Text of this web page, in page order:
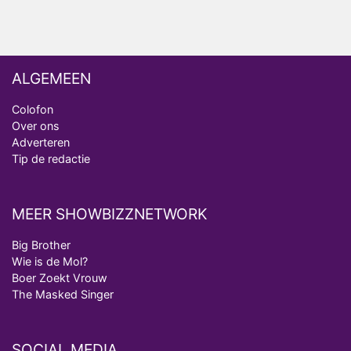
ALGEMEEN
Colofon
Over ons
Adverteren
Tip de redactie
MEER SHOWBIZZNETWORK
Big Brother
Wie is de Mol?
Boer Zoekt Vrouw
The Masked Singer